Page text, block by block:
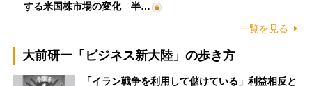
する米国株市場の変化 半…
一覧を見る
大前研一「ビジネス新大陸」の歩き方
「イラン戦争を利用して儲けている」利益相反と